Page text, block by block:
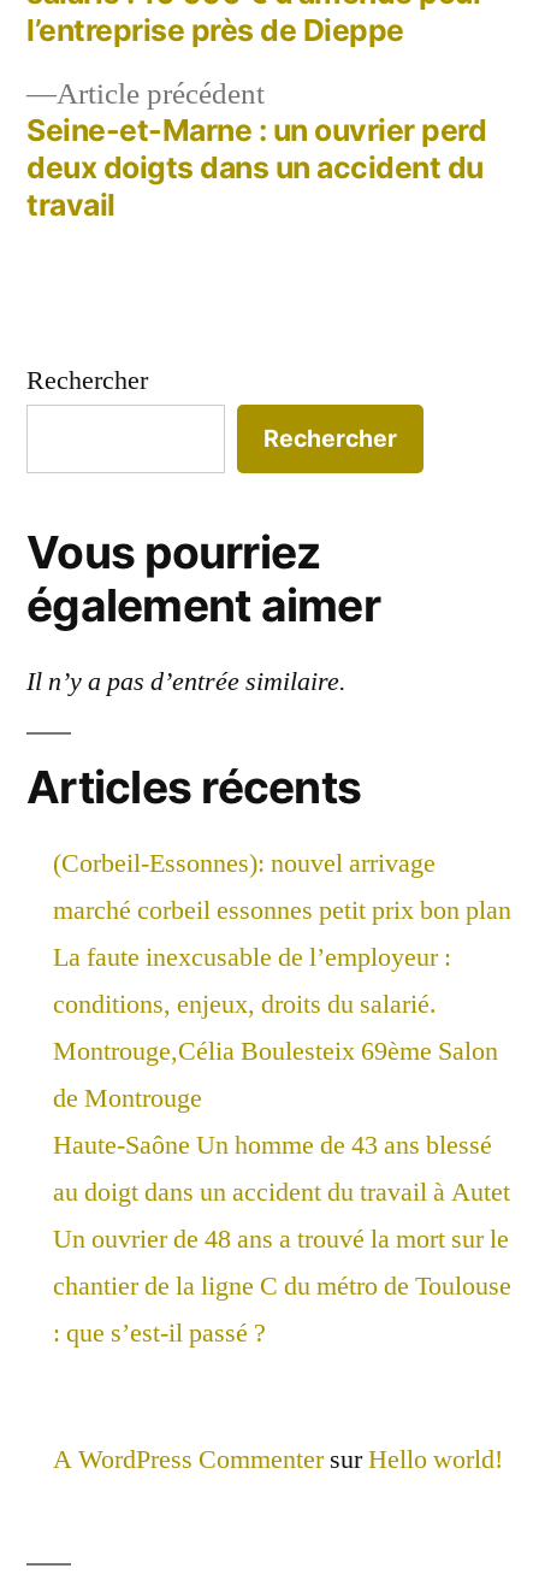
de
l’article
Article précédentArticle
précédent :
Seine-et-Marne : un ouvrier perd
deux doigts dans un accident du
travail
l’entreprise près de Dieppe
Rechercher
Rechercher
Vous pourriez
également aimer
Il n’y a pas d’entrée similaire.
Articles récents
(Corbeil-Essonnes): nouvel arrivage
marché corbeil essonnes petit prix bon plan
La faute inexcusable de l’employeur :
conditions, enjeux, droits du salarié.
Montrouge,Célia Boulesteix 69ème Salon
de Montrouge
Haute-Saône Un homme de 43 ans blessé
au doigt dans un accident du travail à Autet
Un ouvrier de 48 ans a trouvé la mort sur le
chantier de la ligne C du métro de Toulouse
: que s’est-il passé ?
A WordPress CommentersurHello world!